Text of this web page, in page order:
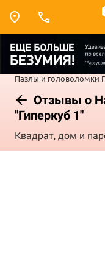
Пазлы и головоломки
Отзывы о
"Гиперкуб 1"
Квадрат, дом и